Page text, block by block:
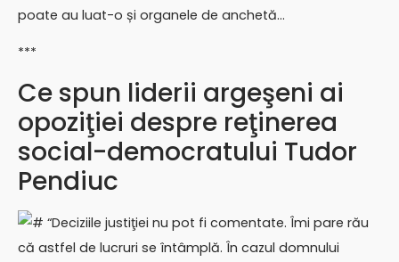
poate au luat-o și organele de anchetă…
***
Ce spun liderii argeşeni ai
opoziţiei despre reţinerea
social-democratului Tudor
Pendiuc
# “Deciziile justiţiei nu pot fi comentate. Îmi pare rău
că astfel de lucruri se întâmplă. În cazul domnului